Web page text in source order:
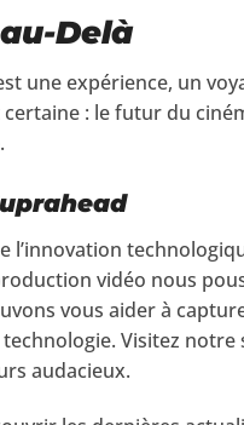
Delà
une expérience, un
: le futur du
vidéo nous
vous aider à
Visitez
audacieux.